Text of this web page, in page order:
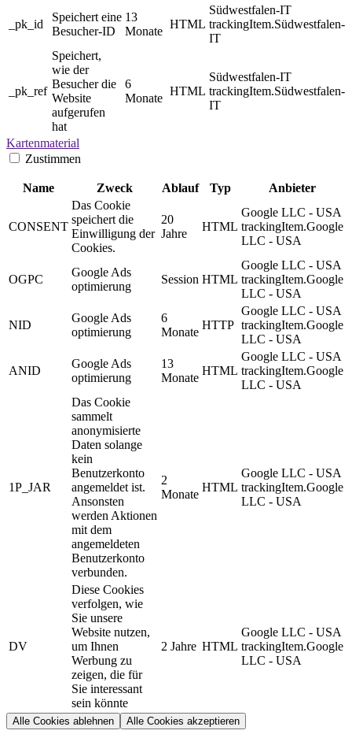
_pk_id
Speichert eine
Besucher-ID
13
Monate
HTML
Südwestfalen-IT
trackingItem.Südwestfalen-
IT
_pk_ref
Speichert,
wie der
Besucher die
Website
aufgerufen
hat
6
Monate
HTML
Südwestfalen-IT
trackingItem.Südwestfalen-
IT
Kartenmaterial
Zustimmen
Name Zweck Ablauf Typ Anbieter
CONSENT
Das Cookie
speichert die
Einwilligung der
Cookies.
20
Jahre
HTML
Google LLC - USA
trackingItem.Google
LLC - USA
OGPC
Google Ads
optimierung
Session HTML
Google LLC - USA
trackingItem.Google
LLC - USA
NID
Google Ads
optimierung
6
Monate
HTTP
Google LLC - USA
trackingItem.Google
LLC - USA
ANID
Google Ads
optimierung
13
Monate
HTML
Google LLC - USA
trackingItem.Google
LLC - USA
1P_JAR
Das Cookie
sammelt
anonymisierte
Daten solange
kein
Benutzerkonto
angemeldet ist.
Ansonsten
werden Aktionen
mit dem
angemeldeten
Benutzerkonto
verbunden.
2
Monate
HTML
Google LLC - USA
trackingItem.Google
LLC - USA
DV
Diese Cookies
verfolgen, wie
Sie unsere
Website nutzen,
um Ihnen
Werbung zu
zeigen, die für
Sie interessant
sein könnte
2 Jahre HTML
Google LLC - USA
trackingItem.Google
LLC - USA
Alle Cookies ablehnen Alle Cookies akzeptieren